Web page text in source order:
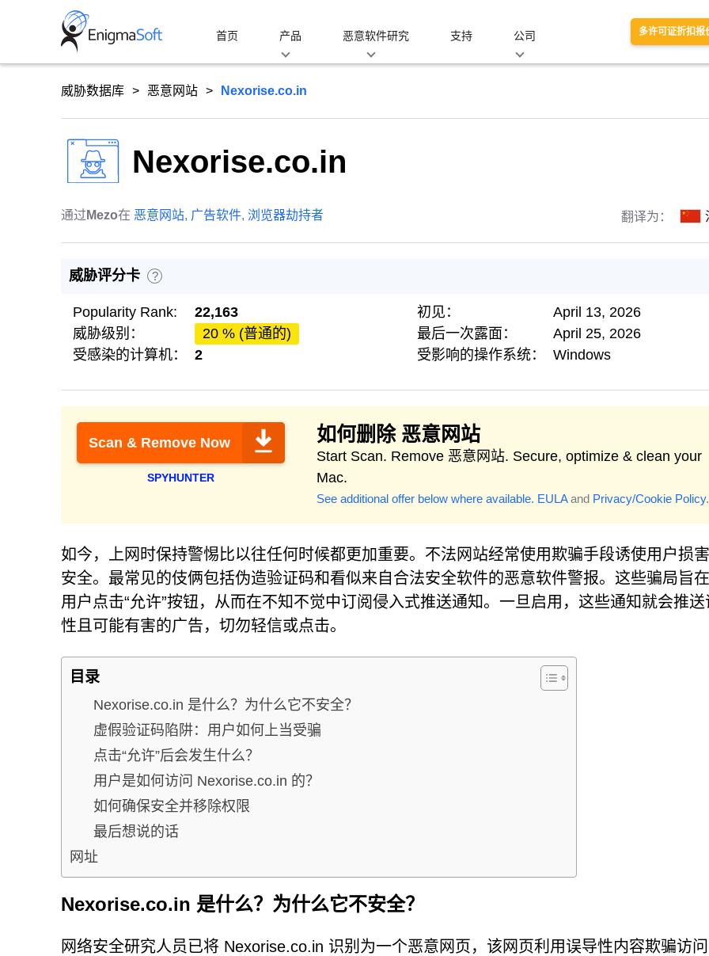
首页 产品 恶意软件研究 支持 公司 多许可证折扣报
威胁数据库 恶意网站 Nexorise.co.in
Nexorise.co.in
通过 Mezo在 恶意网站, 广告软件, 浏览器劫持者 翻译为：
威胁评分卡 ?
Popularity Rank:
22,163
威胁级别：
20 % (普通的)
受感染的计算机：
2
初见：
April 13, 2026
最后一次露面：
April 25, 2026
受影响的操作系统：
Windows
Scan & Remove Now
SPYHUNTER
如何删除 恶意网站
Start Scan. Remove 恶意网站. Secure, optimize & clean your
Mac.
See additional offer below where available. EULAand Privacy/Cookie Policy.
如今，上网时保持警惕比以往任何时候都更加重要。不法网站经常使用欺骗手段诱使用户损
安全。最常见的伎俩包括伪造验证码和看似来自合法安全软件的恶意软件警报。这些骗局旨
用户点击“允许”按钮，从而在不知不觉中订阅侵入式推送通知。一旦启用，这些通知就会推送
性且可能有害的广告，切勿轻信或点击。
目录
Nexorise.co.in 是什么？为什么它不安全？
虚假验证码陷阱：用户如何上当受骗
点击“允许”后会发生什么？
用户是如何访问 Nexorise.co.in 的？
如何确保安全并移除权限
最后想说的话
网址
Nexorise.co.in 是什么？为什么它不安全？
网络安全研究人员已将 Nexorise.co.in 识别为一个恶意网页，该网页利用误导性内容欺骗访